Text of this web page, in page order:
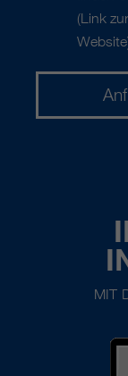
(Link
MIT